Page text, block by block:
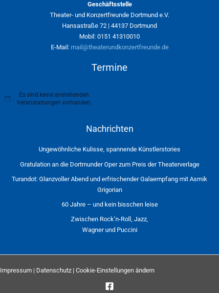
Geschäftsstelle
Theater- und Konzertfreunde Dortmund e.V.
Hansastraße 72 | 44137 Dortmund
Mobil: 0151 41310010
E-Mail: mail@theaterundkonzertfreunde.de
Termine
H
Es sind keine anstehenden
Veranstaltungen vorhanden.
Nachrichten
Ungewöhnliche Kulisse, spannende Künstlerstories
Gratulation an die Dortmunder Oper zum Preis der Theaterverlage
Turandot: Glanzvoller Abend und erfrischender Galaempfang mit Asmik
Grigorian
60 Jahre – und kein bisschen leise
Zwischen Rock’n-Roll, Jazz,
Wagner und Puccini
Impressum | Datenschutz | Cookie-Einstellungen ändern